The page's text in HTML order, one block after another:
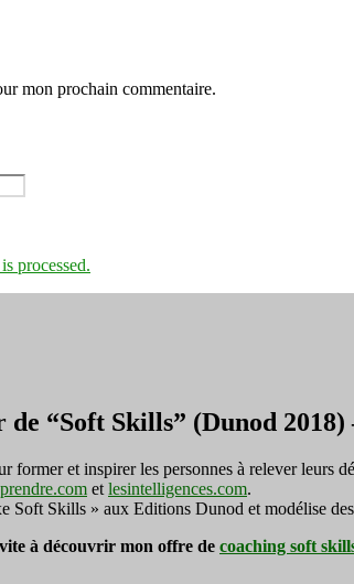
mon prochain commentaire.
processed.
“Soft Skills” (Dunod
et inspirer les personnes à relever leurs
et lesintelligences.com.
Soft Skills » aux Editions Dunod et modélise
à découvrir mon offre de coaching soft